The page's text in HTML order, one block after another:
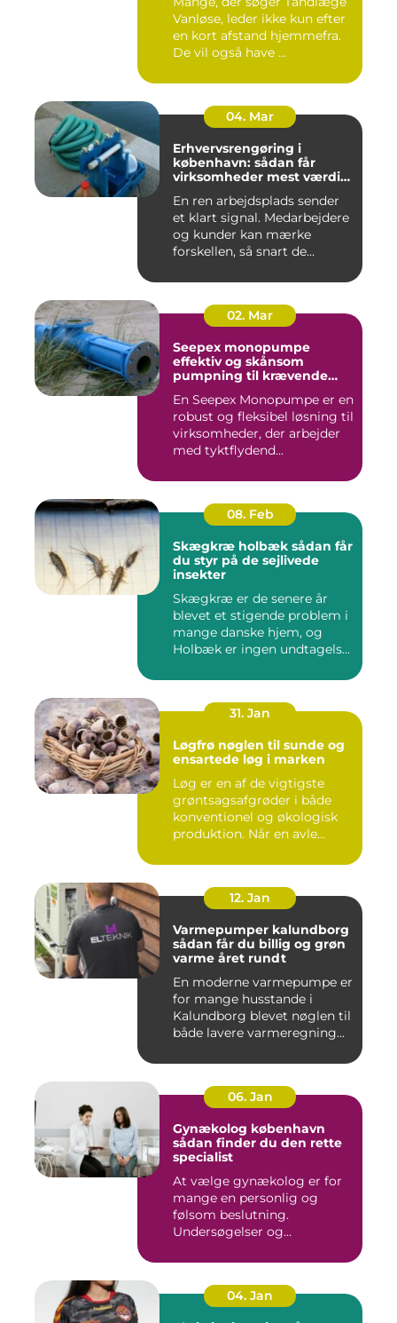
Vanløse, leder ikke kun efter
en kort afstand hjemmefra.
De vil også have ...
04. Mar
Erhvervsrengøring i
københavn: sådan får
virksomheder mest værdi
En ren arbejdsplads sender
et klart signal. Medarbejdere
og kunder kan mærke
forskellen, så snart de...
02. Mar
Seepex monopumpe
effektiv og skånsom
pumpning til krævende
En Seepex Monopumpe er en
robust og fleksibel løsning til
virksomheder, der arbejder
med tyktflydend...
08. Feb
Skægkræ holbæk sådan får
du styr på de sejlivede
insekter
Skægkræ er de senere år
blevet et stigende problem i
mange danske hjem, og
Holbæk er ingen undtagels...
31. Jan
Løgfrø nøglen til sunde og
ensartede løg i marken
Løg er en af de vigtigste
grøntsagsafgrøder i både
konventionel og økologisk
produktion. Når en avle...
12. Jan
Varmepumper kalundborg
sådan får du billig og grøn
varme året rundt
En moderne varmepumpe er
for mange husstande i
Kalundborg blevet nøglen til
både lavere varmeregning...
06. Jan
Gynækolog københavn
sådan finder du den rette
specialist
At vælge gynækolog er for
mange en personlig og
følsom beslutning.
Undersøgelser og
04. Jan